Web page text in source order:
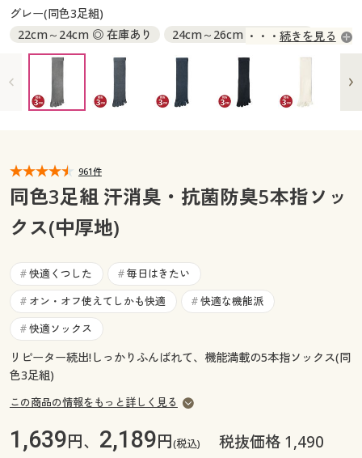
大きいサイズ 事務・制服
カタログ・チラシからのご注文
デジタルカタログ
カタログ無料プレゼント
マイページ
閲覧履歴
お気に入り
サポート
ご利用ガイド
よくある質問とお問い合わせ
カタログ無料プレゼント
閲覧履歴
お気に入り
ご利用ガイド
よくある質問とお問い合わせ
グレー(同色3足組)
22cm～24cm ◎ 在庫あり
24cm～26cm ◎ 在庫あり
26cm～28cm ◎ 在庫あり
28cm～30cm ◎ 在庫あり
続きを見る
961件
同色3足組 汗消臭・抗菌防臭5本指ソッ
クス(中厚地)
# 快適くつした # 毎日はきたい
# オン・オフ使えてしかも快適 # 快適な機能派
# 快適ソックス
リピーター続出!しっかりふんばれて、機能満載の5本指ソックス(同
色3足組)
この商品の情報をもっと詳しく見る
1,639円、 2,189円(税込)
税抜価格 1,490